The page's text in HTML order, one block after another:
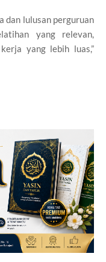
dan lulusan perguruan
yang relevan,
yang lebih luas,”